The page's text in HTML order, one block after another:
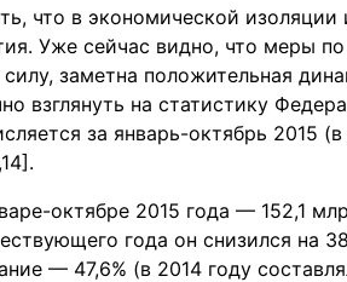
что в экономической
Уже сейчас видно, что меры
заметна положительная
взглянуть на статистику
за январь-октябрь 2015
октябре 2015 года — 152,1
года он снизился на
— 47,6% (в 2014 году